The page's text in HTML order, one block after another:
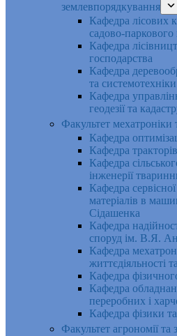
землевпорядкування
Кафедра лісових
садово-паркового
Кафедра
господарства
Кафедра
та
Кафедра
геодезії та
Факультет мехатроніки
Кафедра
Кафедра
Кафедра
інженерії
Кафедра cервісної
матеріалів в
Сідашенка
Кафедра
споруд ім. В.Я.
Кафедра
життєдіяльності
Кафедра
Кафедра
переробних і
Кафедра фізики
Факультет агрономії та